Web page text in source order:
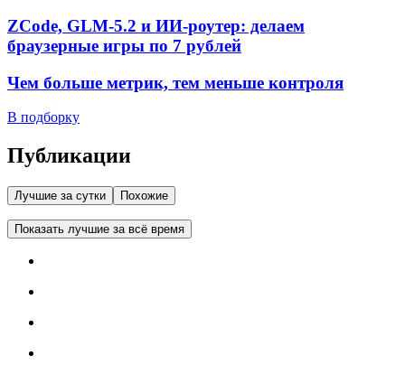
ZCode, GLM-5.2 и ИИ-роутер: делаем
браузерные игры по 7 рублей
Чем больше метрик, тем меньше контроля
В подборку
Публикации
Лучшие за сутки Похожие
Показать лучшие за всё время